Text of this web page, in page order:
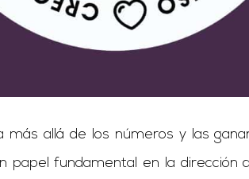
allá de los números y las
papel fundamental en la dirección